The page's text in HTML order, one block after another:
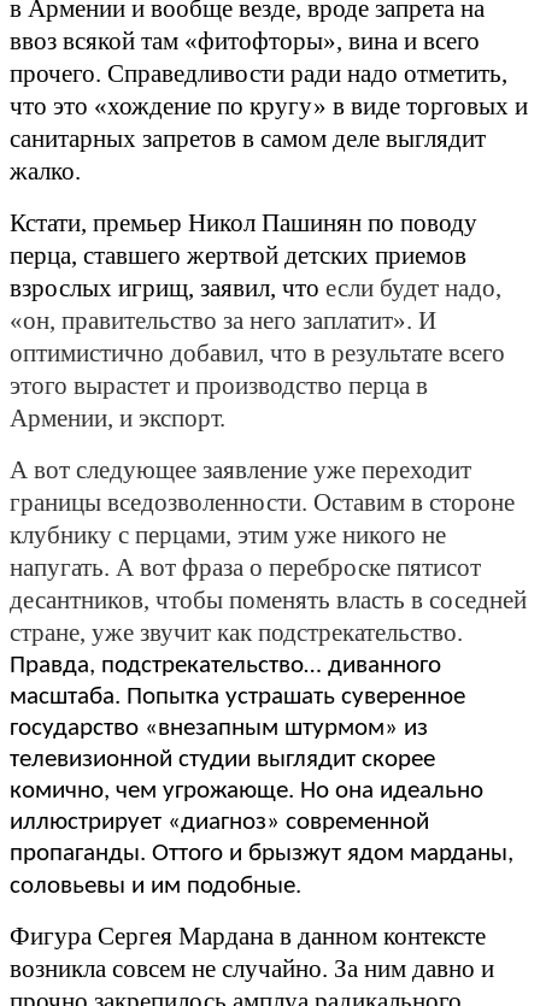
в Армении и вообще везде, вроде запрета на
ввоз всякой там «фитофторы», вина и всего
прочего. Справедливости ради надо отметить,
что это «хождение по кругу» в виде торговых и
санитарных запретов в самом деле выглядит
жалко.
Кстати, премьер Никол Пашинян по поводу
перца, ставшего жертвой детских приемов
взрослых игрищ, заявил, что если будет надо,
«он, правительство за него заплатит». И
оптимистично добавил, что в результате всего
этого вырастет и производство перца в
Армении, и экспорт.
А вот следующее заявление уже переходит
границы вседозволенности. Оставим в стороне
клубнику с перцами, этим уже никого не
напугать. А вот фраза о переброске пятисот
десантников, чтобы поменять власть в соседней
стране, уже звучит как подстрекательство.
Правда, подстрекательство… диванного
масштаба. Попытка устрашать суверенное
государство «внезапным штурмом» из
телевизионной студии выглядит скорее
комично, чем угрожающе. Но она идеально
иллюстрирует «диагноз» современной
пропаганды. Оттого и брызжут ядом марданы,
соловьевы и им подобные.
Фигура Сергея Мардана в данном контексте
возникла совсем не случайно. За ним давно и